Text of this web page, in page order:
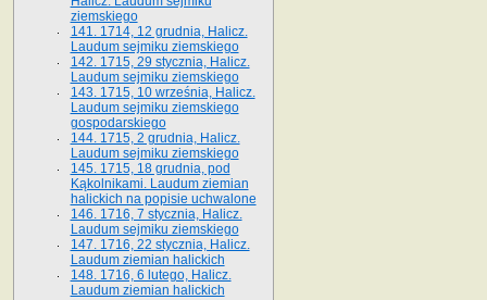
ziemskiego
141. 1714, 12 grudnia, Halicz.
Laudum sejmiku ziemskiego
142. 1715, 29 stycznia, Halicz.
Laudum sejmiku ziemskiego
143. 1715, 10 września, Halicz.
Laudum sejmiku ziemskiego
gospodarskiego
144. 1715, 2 grudnia, Halicz.
Laudum sejmiku ziemskiego
145. 1715, 18 grudnia, pod
Kąkolnikami. Laudum ziemian
halickich na popisie uchwalone
146. 1716, 7 stycznia, Halicz.
Laudum sejmiku ziemskiego
147. 1716, 22 stycznia, Halicz.
Laudum ziemian halickich
148. 1716, 6 lutego, Halicz.
Laudum ziemian halickich